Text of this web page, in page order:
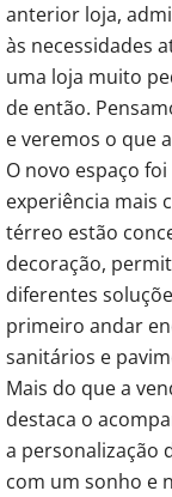
anterior loja,
às necessidades
uma loja muito
de então.
e veremos o que
O novo espaço
experiência mais
térreo estão
decoração,
diferentes
primeiro andar
sanitários e
Mais do que a
destaca o
a personalização
com um sonho e